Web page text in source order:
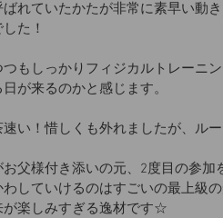
れていたかたが非常に素早い動
た！
もしっかりフィジカルトレーニ
が来るのかと感じます。
速い！惜しくも外れましたが、ル
父様付き添いの元、2度目の参
していけるのはすごいの最上級
が楽しみすぎる逸材です☆